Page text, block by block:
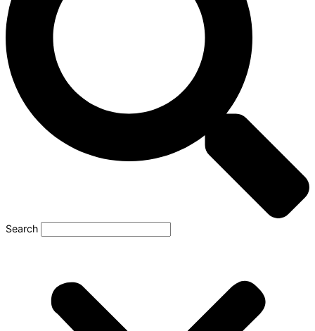
Search